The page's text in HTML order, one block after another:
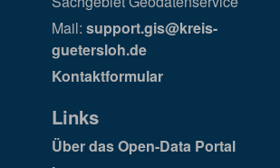
Mail: support.gis@kreis-
guetersloh.de
Kontaktformular
Links
Über das Open-Data Portal